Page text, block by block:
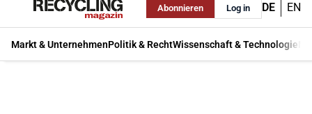
Abonnieren Log in DE EN
Markt & UnternehmenPolitik & RechtWissenschaft & Technologie